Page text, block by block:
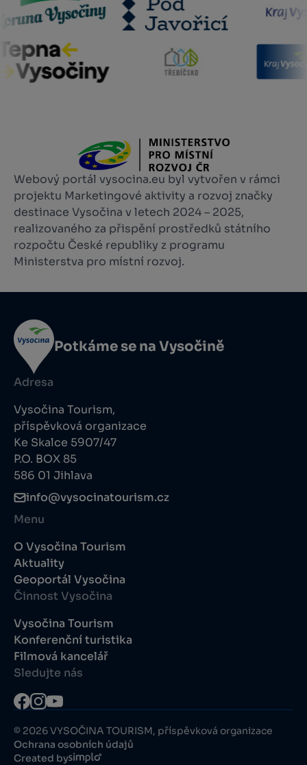
Webový portál vysocina.eu byl vytvořen v rámci
projektu Marketingové aktivity a rozvoj značky
destinace Vysočina v letech 2024 – 2025,
realizovaného za přispění prostředků státního
rozpočtu České republiky z programu
Ministerstva pro místní rozvoj.
Potkáme se na Vysočině
Adresa
Vysočina Tourism,
příspěvková organizace
Ke Skalce 5907/47
P.O. BOX 85
586 01 Jihlava
info@vysocinatourism.cz
Menu
O Vysočina Tourism
Aktuality
Geoportál Vysočina
Činnost Vysočina
Vysočina Tourism
Konferenční turistika
Filmová kancelář
Sledujte nás
© 2026 VYSOČINA TOURISM, příspěvková organizace
Ochrana osobních údajů
Created by